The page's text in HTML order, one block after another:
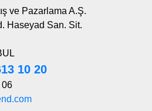
ve Pazarlama A.Ş.
Haseyad San. Sit.
10 20
06